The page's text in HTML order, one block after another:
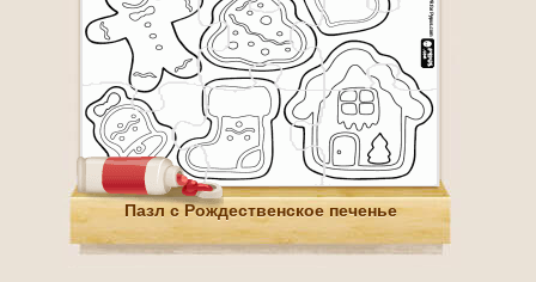
Пазл с Рождественское печенье